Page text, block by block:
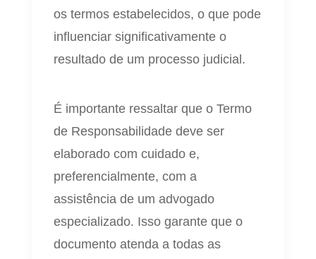
os termos estabelecidos, o que pode
influenciar significativamente o
resultado de um processo judicial.
É importante ressaltar que o Termo
de Responsabilidade deve ser
elaborado com cuidado e,
preferencialmente, com a
assistência de um advogado
especializado. Isso garante que o
documento atenda a todas as